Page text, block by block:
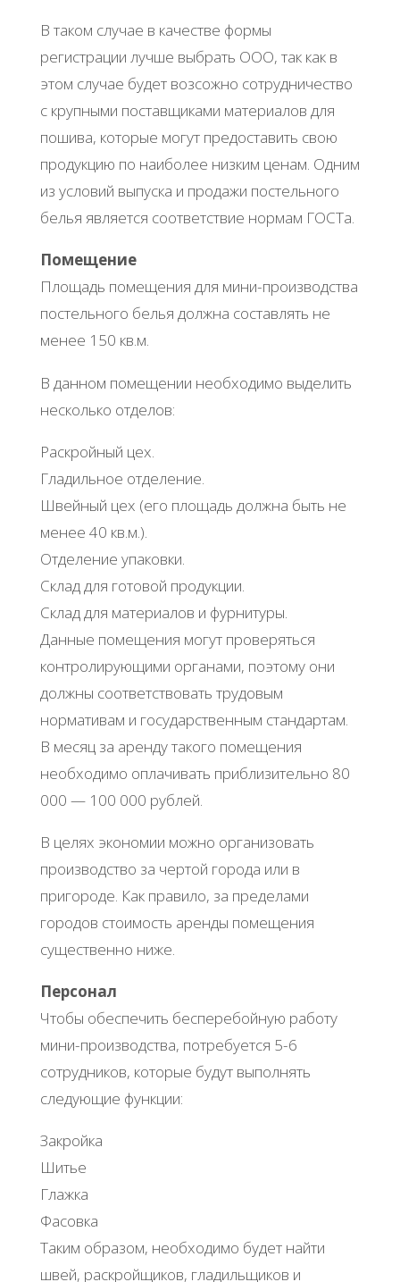
В таком случае в качестве формы
регистрации лучше выбрать ООО, так как в
этом случае будет возсожно сотрудничество
с крупными поставщиками материалов для
пошива, которые могут предоставить свою
продукцию по наиболее низким ценам. Одним
из условий выпуска и продажи постельного
белья является соответствие нормам ГОСТа.
Помещение
Площадь помещения для мини-производства
постельного белья должна составлять не
менее 150 кв.м.
В данном помещении необходимо выделить
несколько отделов:
Раскройный цех.
Гладильное отделение.
Швейный цех (его площадь должна быть не
менее 40 кв.м.).
Отделение упаковки.
Склад для готовой продукции.
Склад для материалов и фурнитуры.
Данные помещения могут проверяться
контролирующими органами, поэтому они
должны соответствовать трудовым
нормативам и государственным стандартам.
В месяц за аренду такого помещения
необходимо оплачивать приблизительно 80
000 — 100 000 рублей.
В целях экономии можно организовать
производство за чертой города или в
пригороде. Как правило, за пределами
городов стоимость аренды помещения
существенно ниже.
Персонал
Чтобы обеспечить бесперебойную работу
мини-производства, потребуется 5-6
сотрудников, которые будут выполнять
следующие функции:
Закройка
Шитье
Глажка
Фасовка
Таким образом, необходимо будет найти
швей, раскройщиков, гладильщиков и